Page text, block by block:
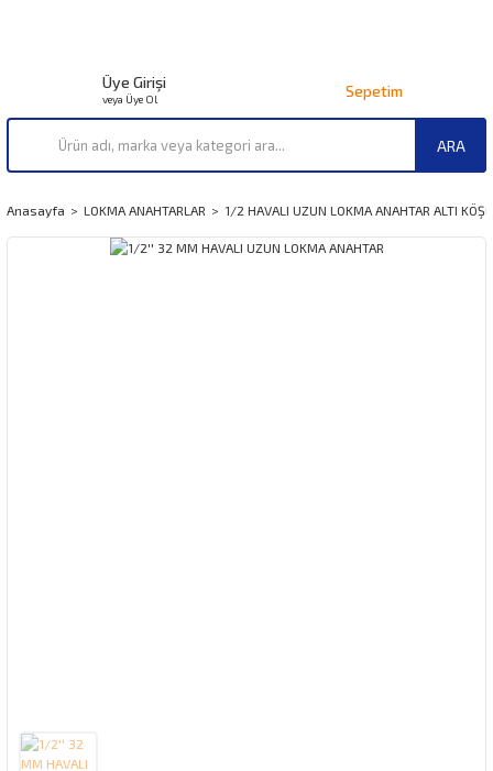
ARA
Üye Girişi
veya Üye Ol Sepetim
Anasayfa LOKMA ANAHTARLAR 1/2 HAVALI UZUN LOKMA ANAHTAR ALTI KÖŞE